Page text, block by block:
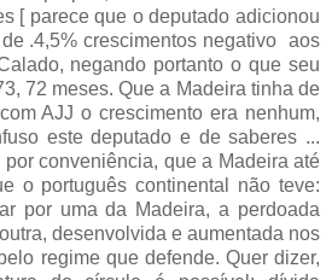
[ parece que o deputado adicionou
.4,5% crescimentos negativo aos
negando portanto o que seu
72 meses. Que a Madeira tinha de
AJJ o crescimento era nenhum,
este deputado e de saberes ...
conveniência, que a Madeira até
o português continental não teve:
por uma da Madeira, a perdoada
desenvolvida e aumentada nos
regime que defende. Quer dizer,